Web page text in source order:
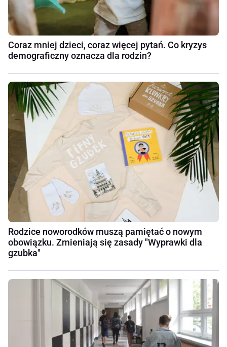
Coraz mniej dzieci, coraz więcej pytań. Co kryzys
demograficzny oznacza dla rodzin?
Rodzice noworodków muszą pamiętać o nowym
obowiązku. Zmieniają się zasady "Wyprawki dla
gzubka"